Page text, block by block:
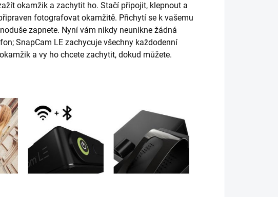
okamžik a zachytit ho. Stačí připojit, klepnout a
fotografovat okamžitě. Přichytí se k vašemu
zapnete. Nyní vám nikdy neunikne žádná
SnapCam LE zachycuje všechny každodenní
a vy ho chcete zachytit, dokud můžete.